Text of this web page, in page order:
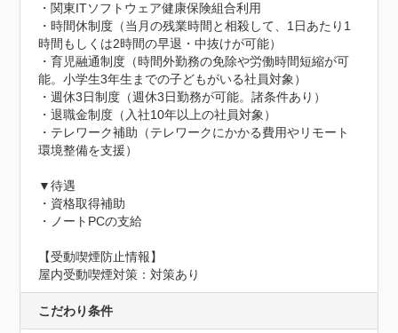
・関東ITソフトウェア健康保険組合利用
・時間休制度（当月の残業時間と相殺して、1日あたり1
時間もしくは2時間の早退・中抜けが可能）
・育児融通制度（時間外勤務の免除や労働時間短縮が可
能。小学生3年生までの子どもがいる社員対象）
・週休3日制度（週休3日勤務が可能。諸条件あり）
・退職金制度（入社10年以上の社員対象）
・テレワーク補助（テレワークにかかる費用やリモート
環境整備を支援）
▼待遇
・資格取得補助
・ノートPCの支給
【受動喫煙防止情報】
屋内受動喫煙対策：対策あり
こだわり条件